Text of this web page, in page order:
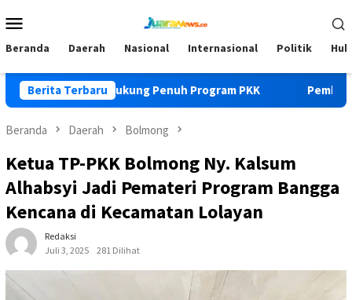
ke
Mobile
Beranda Daerah Nasional Internasional Politik
Berita Terbaru
OPD Dukung Penuh Program PKK Pemkab Bolmong
Beranda Daerah Bolmong
Ketua TP-PKK Bolmong Ny. Kalsum
Alhabsyi Jadi Pemateri Program Bangga
Kencana di Kecamatan Lolayan
Redaksi
Juli 3, 2025
281 Dilihat